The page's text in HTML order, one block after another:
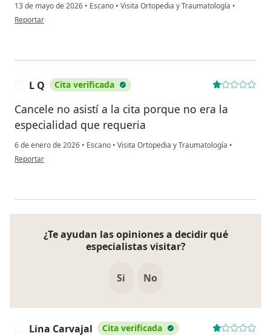
13 de mayo de 2026 • Escano • Visita Ortopedia y Traumatología •
en opinión del usuario VO
Reportar
L Q Cita verificada
Cancele no asistí a la cita porque no era la
especialidad que requeria
6 de enero de 2026 • Escano • Visita Ortopedia y Traumatología •
en opinión del usuario L Q
Reportar
¿Te ayudan las opiniones a decidir qué
especialistas visitar?
Si No
Lina Carvajal Cita verificada